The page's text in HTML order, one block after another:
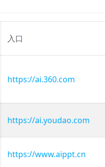
入口
https://ai.360.com
https://ai.youdao.com
https://www.aippt.cn